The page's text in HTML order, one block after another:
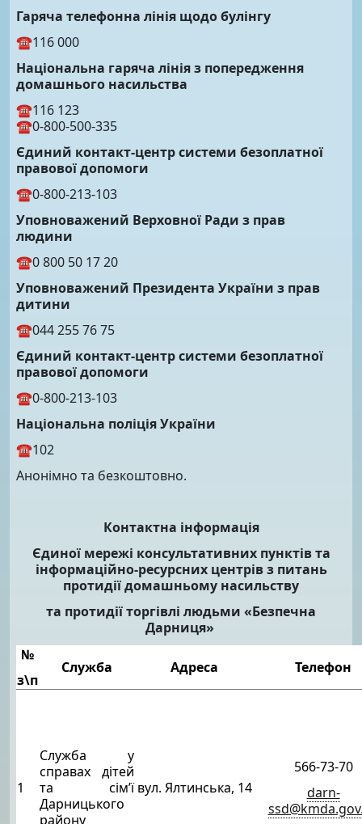
Гаряча телефонна лінія щодо булінгу
☎116 000
Національна гаряча лінія з попередження
домашнього насильства
☎116 123
☎0-800-500-335
Єдиний контакт-центр системи безоплатної
правової допомоги
☎0-800-213-103
Уповноважений Верховної Ради з прав
людини
☎0 800 50 17 20
Уповноважений Президента України з прав
дитини
☎044 255 76 75
Єдиний контакт-центр системи безоплатної
правової допомоги
☎0-800-213-103
Національна поліція України
☎102
Анонімно та безкоштовно.
Контактна інформація
Єдиної мережі консультативних пунктів та
інформаційно-ресурсних центрів з питань
протидії домашньому насильству
та протидії торгівлі людьми «Безпечна
Дарниця»
№
з\п
Служба Адреса Телефон
1
Служба у
справах дітей
та сім’ї
Дарницького
району
вул. Ялтинська, 14
566-73-70
darn-